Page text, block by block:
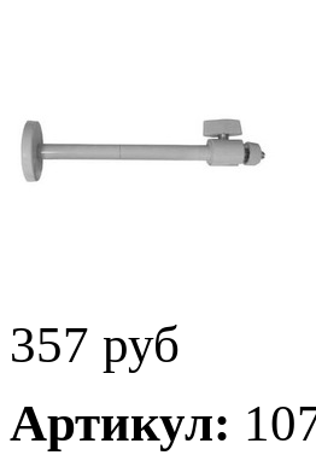
357 руб
Артикул: